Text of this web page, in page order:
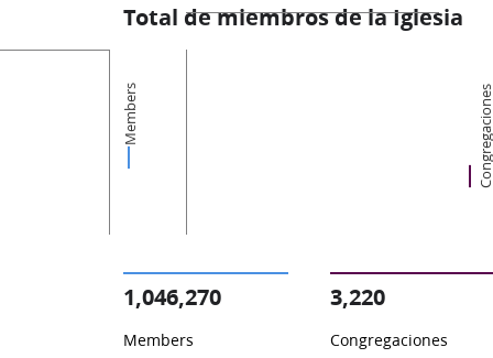
Total de miembros de la Iglesia
Members Congregaciones
1,046,270
Members
3,220
Congregaciones